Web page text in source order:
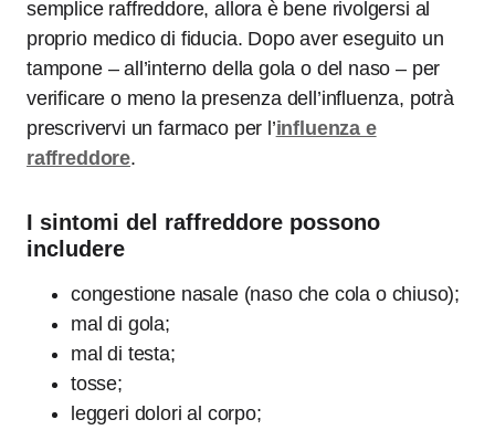
semplice raffreddore, allora è bene rivolgersi al
proprio medico di fiducia. Dopo aver eseguito un
tampone – all’interno della gola o del naso – per
verificare o meno la presenza dell’influenza, potrà
prescrivervi un farmaco per l’influenza e
raffreddore.
I sintomi del raffreddore possono
includere
congestione nasale (naso che cola o chiuso);
mal di gola;
mal di testa;
tosse;
leggeri dolori al corpo;